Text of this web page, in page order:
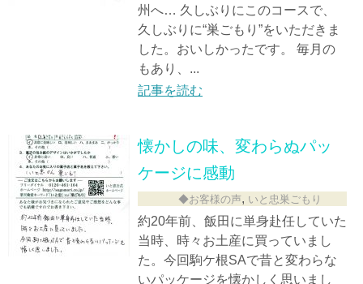
州へ… 久しぶりにこのコースで、
久しぶりに“巣ごもり”をいただきま
した。おいしかったです。 毎月の
もあり、...
記事を読む
懐かしの味、変わらぬパッ
ケージに感動
◆お客様の声, いと忠巣ごもり
約20年前、飯田に単身赴任していた
当時、時々お土産に買っていまし
た。今回駒ケ根SAで昔と変わらな
いパッケージを懐かしく思いまし